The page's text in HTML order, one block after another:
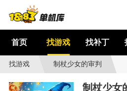
首页 找游戏 找补丁
找游戏 制杖少女的审判
制杖少女